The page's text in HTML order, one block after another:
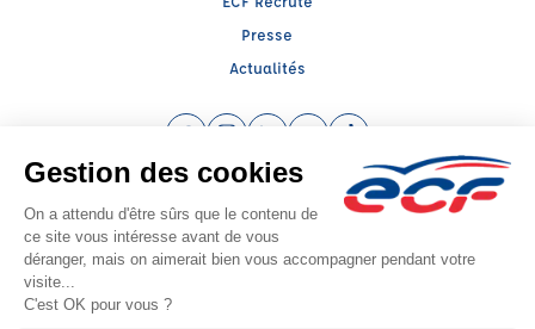
Presse
Actualités
Instagram (nouvelle fenêtre)
LinkedIn (nouvelle fenêtre)
YouTube (nouvelle fenêtre)
TikTok (nouvelle
Raison sociale : SAS MICHAEL JEAN FORMATION - Capital social: 5000€
SIREN: 521533877 - Numéro de TVA intracommunautaire: FR 82 521533877
Agrément n°E1006343940
Siège social : 117, Boulevard Etienne Clémentel , CLERMONT FERRAND (63100)